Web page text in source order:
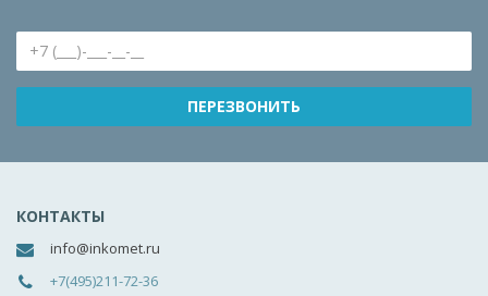
КОНТАКТЫ
info@inkomet.ru
+7(495)211-72-36